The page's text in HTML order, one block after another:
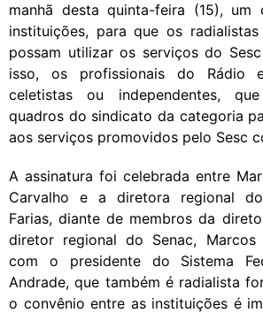
manhã desta quinta-feira (15), um
instituições, para que os
possam utilizar os serviços do
isso, os profissionais do Rádio
celetistas ou independentes,
quadros do sindicato da categoria
aos serviços promovidos pelo Sesc
A assinatura foi celebrada entre
Carvalho e a diretora regional
Farias, diante de membros da
diretor regional do Senac, Marcos
com o presidente do Sistema
Andrade, que também é radialista
o convênio entre as instituições é